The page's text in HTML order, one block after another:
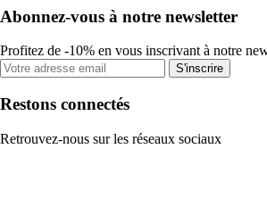
Abonnez-vous à notre newsletter
Profitez de -10% en vous inscrivant à notre
S'inscrire
Restons connectés
Retrouvez-nous sur les réseaux sociaux